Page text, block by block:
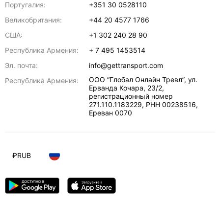
Португалия:
+351 30 0528110
Великобритания:
+44 20 4577 1766
США:
+1 302 240 28 90
Республика Армения:
+ 7 495 1453514
Эл. почта:
info@gettransport.com
Республика Армения:
ООО “Глобал Онлайн Тревл”, ул.
Ерванда Кочара, 23/2,
регистрационный номер
271.110.1183229, РНН 00238516,
Ереван 0070
₽RUB